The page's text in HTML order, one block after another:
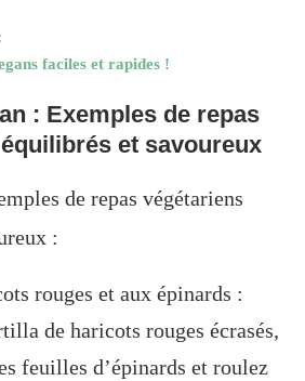
faciles et rapides !
: Exemples de repas
et savoureux
de repas végétariens
:
rouges et aux épinards :
de haricots rouges écrasés,
feuilles d’épinards et roulez